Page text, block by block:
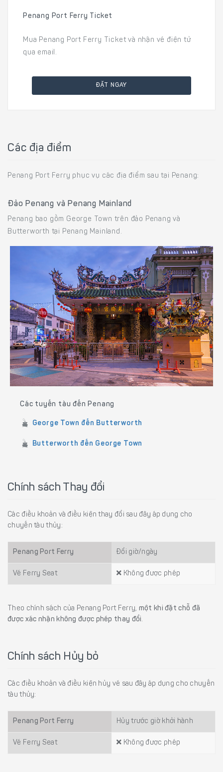
Penang Port Ferry Ticket
Mua Penang Port Ferry Ticket và nhận vé điện tử
qua email.
ĐẶT NGAY
Các địa điểm
Penang Port Ferry phục vụ các địa điểm sau tại Penang:
Đảo Penang và Penang Mainland
Penang bao gồm George Town trên đảo Penang và
Butterworth tại Penang Mainland.
Các tuyến tàu đến Penang
George Town đến Butterworth
Butterworth đến George Town
Chính sách Thay đổi
Các điều khoản và điều kiện thay đổi sau đây áp dụng cho
chuyến tàu thủy:
Penang Port Ferry Đổi giờ/ngày
Vé Ferry Seat Không được phép
Theo chính sách của Penang Port Ferry, một khi đặt chỗ đã
được xác nhận không được phép thay đổi.
Chính sách Hủy bỏ
Các điều khoản và điều kiện hủy vé sau đây áp dụng cho chuyến
tàu thủy:
Penang Port Ferry Hủy trước giờ khởi hành
Vé Ferry Seat Không được phép